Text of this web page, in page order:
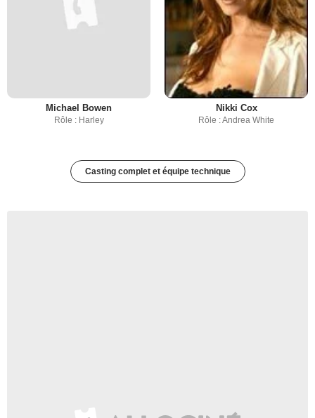
Michael Bowen
Rôle : Harley
Nikki Cox
Rôle : Andrea White
Casting complet et équipe technique